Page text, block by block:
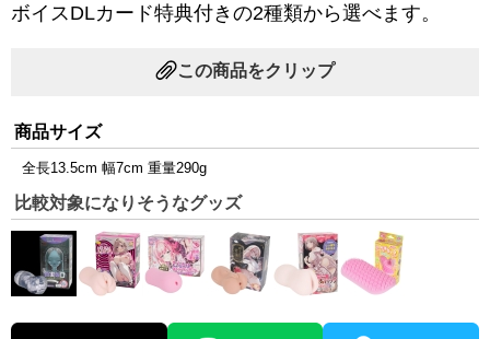
ボイスDLカード特典付きの2種類から選べます。
この商品をクリップ
商品サイズ
全長13.5cm 幅7cm 重量290g
比較対象になりそうなグッズ